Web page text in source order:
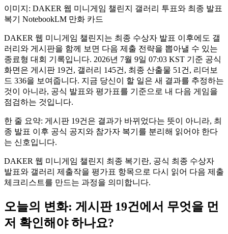
이미지: DAKER 웹 미니게임 챌린지 갤러리 투표와 최종 발표
복기 NotebookLM 만화 카드
DAKER 웹 미니게임 챌린지는 최종 수상자 발표 이후에도 갤
러리와 게시판을 함께 보면 다음 제출 전략을 뽑아낼 수 있는
종료형 대회 기록입니다. 2026년 7월 9일 07:03 KST 기준 공식
화면은 게시판 19건, 갤러리 145건, 최종 산출물 51건, 리더보
드 336을 보여줍니다. 지금 당신이 할 일은 새 결과를 추정하는
것이 아니라, 공식 발표와 평가표를 기준으로 내 다음 게임을
점검하는 것입니다.
한 줄 요약: 게시판 19건은 결과가 바뀌었다는 뜻이 아니라, 최
종 발표 이후 공식 공지와 참가자 복기를 분리해 읽어야 한다
는 신호입니다.
DAKER 웹 미니게임 챌린지 최종 복기란, 공식 최종 수상자
발표와 갤러리 제출작을 평가표 항목으로 다시 읽어 다음 제출
체크리스트를 만드는 과정을 의미합니다.
오늘의 변화: 게시판 19건에서 무엇을 먼
저 확인해야 하나요?